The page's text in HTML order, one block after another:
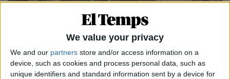
We value your privacy
We and our partners store and/or access information on a
device, such as cookies and process personal data, such as
unique identifiers and standard information sent by a device for